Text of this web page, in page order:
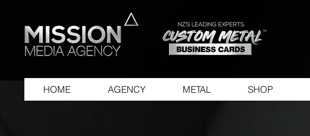
HOME AGENCY METAL SHOP